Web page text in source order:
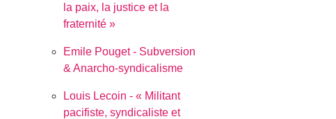
la paix, la justice et la
fraternité
Emile Pouget - Subversion
& Anarcho-syndicalisme
Louis Lecoin - « Militant
pacifiste, syndicaliste et